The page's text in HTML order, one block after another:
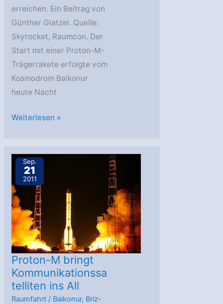
erreichen. Ein Beitrag von
Günther Glatzel. Quelle:
Skyrocket, Raumcon. Der
Start mit einer Proton-M-
Trägerrakete erfolgte vom
Kosmodrom Baikonur
heute Nacht
YahSat
Übergangsorbit
Weiterlesen »
Sep.
21
2011
Proton-M bringt
Kommunikationssa
telliten ins All
Raumfahrt / Baikonur, Briz-